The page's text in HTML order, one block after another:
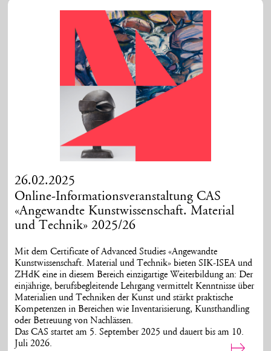
26.02.2025
Online-Informationsveranstaltung CAS
«Angewandte Kunstwissenschaft. Material
und Technik» 2025/26
Mit dem Certificate of Advanced Studies «Angewandte
Kunstwissenschaft. Material und Technik» bieten SIK-ISEA und
ZHdK eine in diesem Bereich einzigartige Weiterbildung an: Der
einjährige, berufsbegleitende Lehrgang vermittelt Kenntnisse über
Materialien und Techniken der Kunst und stärkt praktische
Kompetenzen in Bereichen wie Inventarisierung, Kunsthandling
oder Betreuung von Nachlässen.
Das CAS startet am 5. September 2025 und dauert bis am 10.
Juli 2026.